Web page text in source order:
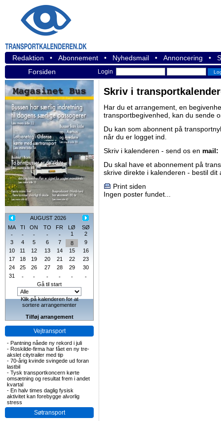
Redaktion • Abonnement • Nyhedsmail • Annoncering •
Forsiden
Login
AUGUST 2026
MA
TI ON TO FR LØ
SØ
-
- - - - 1
2
3
4 5 6 7 8
9
10
11 12 13 14 15
16
17
18 19 20 21 22
23
24
25 26 27 28 29
30
31
- - - - -
-
Gå til start
Klik på kalenderen for at
sortere arrangementer
Tilføj arrangement
Vejtransport
- Pantning nåede ny rekord i juli
- Roskilde-firma har fået en ny tre-
akslet citytrailer med tip
- 70-årig kvinde svingede ud foran
lastbil
- Tysk transportkoncern kørte
omsætning og resultat frem i andet
kvartal
- En halv times daglig fysisk
aktivitet kan forebygge alvorlig
stress
Søtransport
Skriv i
Har du et arrangement, en
transportbegivenhed, kan du sende
Du kan som abonnent på
når du er logget ind.
Skriv i kalenderen - send os en mail:
Du skal have et abonnement på
skrive direkte i kalenderen - bestil dit
Print siden
Ingen poster fundet...